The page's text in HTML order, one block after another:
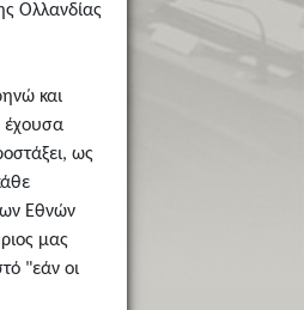
Ολλανδίας
και
έχουσα
ως
Εθνών
μας
"εάν οι